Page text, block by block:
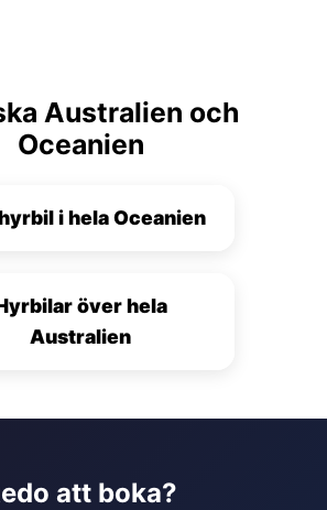
Australien och
Oceanien
i hela Oceanien
över hela
Australien
att boka?